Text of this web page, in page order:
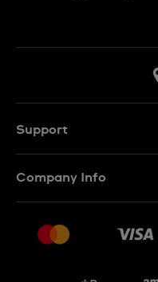
Support
販売契約条件
Company Info
Swatchで働く